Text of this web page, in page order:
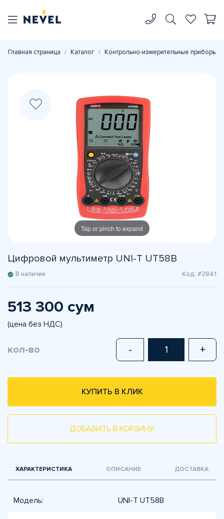
Главная страница Каталог Контрольно-измерительные приборы
Tap or pinch to expand
Цифровой мультиметр UNI-T UT58B
В наличии Код: #2841
513 300 сум
(цена без НДС)
кол-во - +
КУПИТЬ В КЛИК
ДОБАВИТЬ В КОРЗИНУ
ХАРАКТЕРИСТИКА ОПИСАНИЕ ДОСТАВКА
Модель: UNI-T UT58B